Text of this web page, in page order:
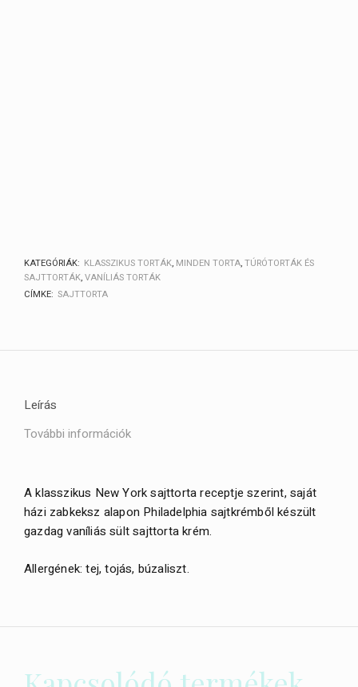
KATEGÓRIÁK: KLASSZIKUS TORTÁK, MINDEN TORTA,TÚRÓTORTÁK ÉS
SAJTTORTÁK,VANÍLIÁS TORTÁK
CÍMKE: SAJTTORTA
Leírás
További információk
A klasszikus New York sajttorta receptje szerint, saját
házi zabkeksz alapon Philadelphia sajtkrémből készült
gazdag vaníliás sült sajttorta krém.
Allergének: tej, tojás, búzaliszt.